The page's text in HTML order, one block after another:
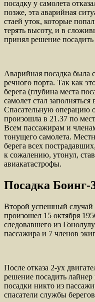
посадку у самолета
позже, эта аварийная
стаей уток, которые
терять высоту, и в
принял решение посадить
Аварийная посадка была
речного порта. Так как
берега (глубина места
самолет стал
Спасательную операцию
произошла в 21.37 по
Всем пассажирам и
тонущего самолета.
берега всех
к сожалению, утонул,
авиакатастрофы.
Посадка Боинг-
Второй успешный случай
произошел 15 октября
следовавшего из
пассажира и 7 членов
После отказа 2-ух
решение посадить лайнер
посадки никто из
спасатели службы